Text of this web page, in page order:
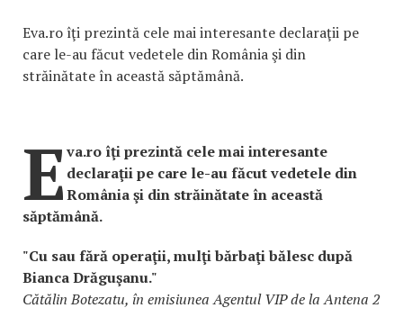
Eva.ro îţi prezintă cele mai interesante declaraţii pe
care le-au făcut vedetele din România şi din
străinătate în această săptămână.
Eva.ro îţi prezintă cele mai interesante
declaraţii pe care le-au făcut vedetele din
România şi din străinătate în această
săptămână.
"Cu sau fără operaţii, mulţi bărbaţi bălesc după
Bianca Drăguşanu."
Cătălin Botezatu, în emisiunea Agentul VIP de la Antena 2